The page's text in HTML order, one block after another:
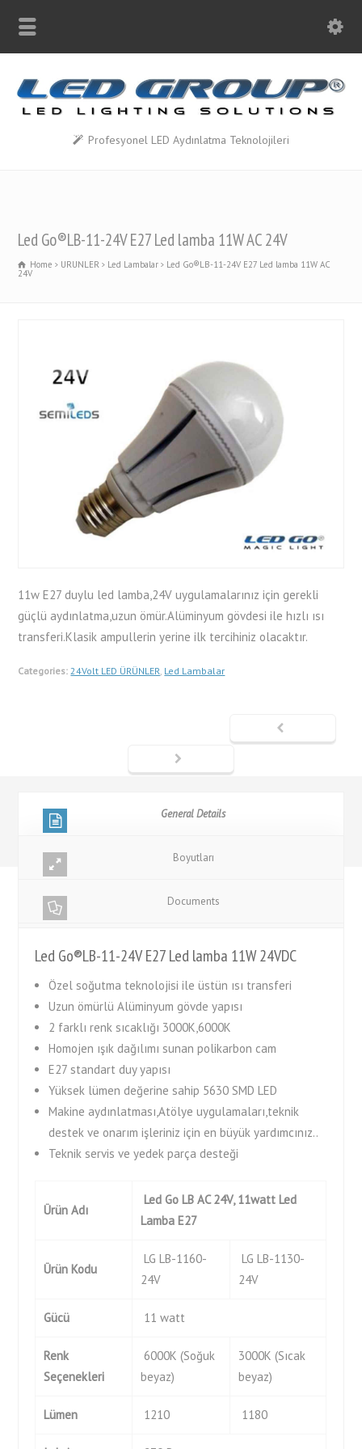
Profesyonel LED Aydınlatma Teknolojileri
Led Go®LB-11-24V E27 Led lamba 11W AC 24V
Home URUNLER Led Lambalar Led Go®LB-11-24V E27 Led lamba 11W AC
24V
11w E27 duylu led lamba,24V uygulamalarınız için gerekli
güçlü aydınlatma,uzun ömür.Alüminyum gövdesi ile hızlı ısı
transferi.Klasik ampullerin yerine ilk tercihiniz olacaktır.
Categories: 24Volt LED ÜRÜNLER Led Lambalar
General Details
Boyutları
Documents
Led Go®LB-11-24V E27 Led lamba 11W 24VDC
Özel soğutma teknolojisi ile üstün ısı transferi
Uzun ömürlü Alüminyum gövde yapısı
2 farklı renk sıcaklığı 3000K,6000K
Homojen ışık dağılımı sunan polikarbon cam
E27 standart duy yapısı
Yüksek lümen değerine sahip 5630 SMD LED
Makine aydınlatması,Atölye uygulamaları,teknik
destek ve onarım işleriniz için en büyük yardımcınız..
Teknik servis ve yedek parça desteği
ÜrünAdı
Led Go LB AC 24V, 11wattLed
Lamba E27
Ürün Kodu
LG LB-1160-
24V
LG LB-1130-
24V
Gücü 11 watt
Renk
Seçenekleri
6000K (Soğuk
beyaz)
3000K (Sıcak
beyaz)
Lümen 1210 1180